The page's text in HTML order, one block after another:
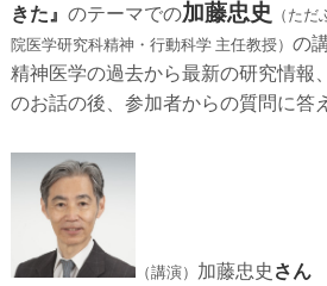
きた』 のテーマでの加藤忠史
（た
院医学研究科精神・行動科学 主任教授） の
精神医学の過去から最新の研究情報
のお話の後、参加者からの質問に答
（講演） 加藤忠史 さん